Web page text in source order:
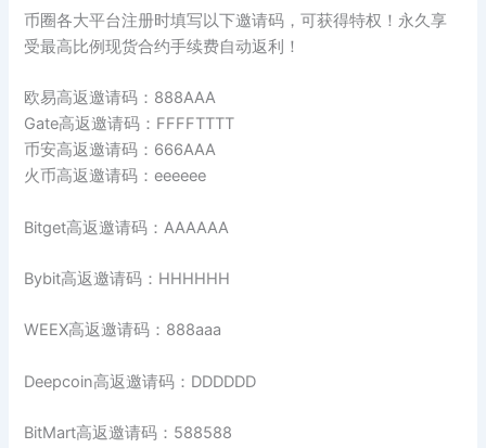
币圈各大平台注册时填写以下邀请码，可获得特权！永久享
受最高比例现货合约手续费自动返利！
欧易高返邀请码：888AAA
Gate高返邀请码：FFFFTTTT
币安高返邀请码：666AAA
火币高返邀请码：eeeeee
Bitget高返邀请码：AAAAAA
Bybit高返邀请码：HHHHHH
WEEX高返邀请码：888aaa
Deepcoin高返邀请码：DDDDDD
BitMart高返邀请码：588588